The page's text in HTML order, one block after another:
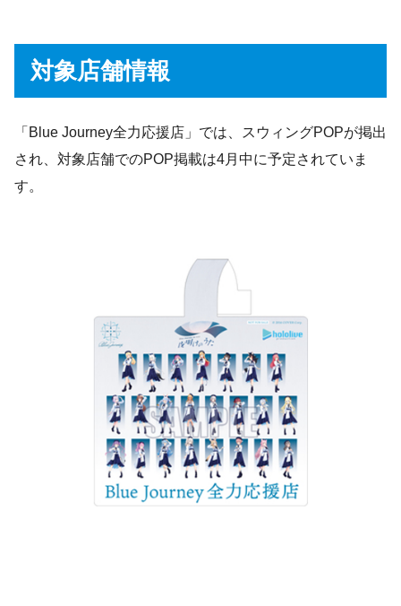
対象店舗情報
「Blue Journey全力応援店」では、スウィングPOPが掲出
され、対象店舗でのPOP掲載は4月中に予定されていま
す。